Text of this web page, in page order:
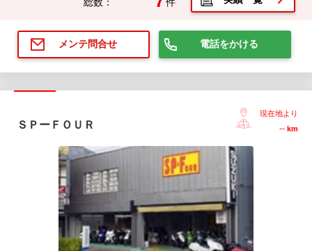
総数：
件
メンテ問合せ 電話をかける
ＳＰーＦＯＵＲ
現在地より
-- km